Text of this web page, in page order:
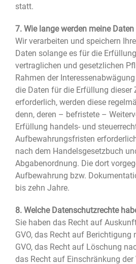
statt.
7. Wie lange werden meine
Wir verarbeiten und speichern
Daten solange es für die
vertraglichen und gesetzlichen
Rahmen der
die Daten für die Erfüllung dieser
erforderlich, werden diese
denn, deren – befristete –
Erfüllung handels- und
Aufbewahrungsfristen
nach dem Handelsgesetzbuch
Abgabenordnung. Die dort
Aufbewahrung bzw.
bis zehn Jahre.
8. Welche Datenschutzrechte
Sie haben das Recht auf
GVO, das Recht auf Berichtigung
GVO, das Recht auf Löschung
das Recht auf Einschränkung